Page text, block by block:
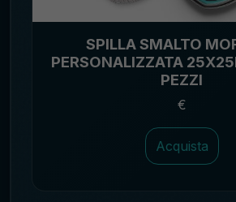
SPILLA SMALTO
PERSONALIZZATA
PEZZI
€
Acquista